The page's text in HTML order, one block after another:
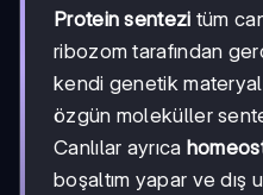
Protein sentezi tüm
ribozom tarafından
kendi genetik
özgün moleküller
Canlılar ayrıca
boşaltım yapar ve dış